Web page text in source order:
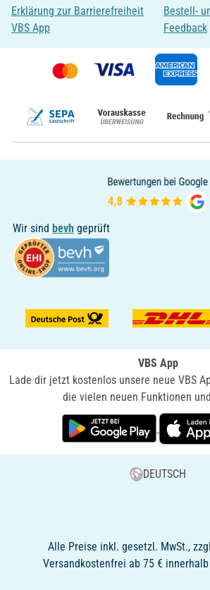
Erklärung zur Barrierefreiheit
VBS App
Bestell-
Feedback
Wir sind bevh geprüft
VBS App
Lade dir jetzt kostenlos unsere neue VBS
die vielen neuen Funktionen
DEUTSCH
Alle Preise inkl. gesetzl. MwSt.,
Versandkostenfrei ab 75 €